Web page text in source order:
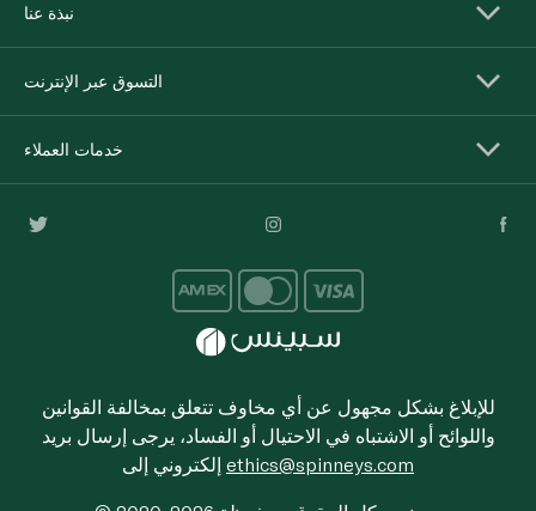
نبذة عنا
التسوق عبر الإنترنت
خدمات العملاء
للإبلاغ بشكل مجهول عن أي مخاوف تتعلق بمخالفة القوانين
واللوائح أو الاشتباه في الاحتيال أو الفساد، يرجى إرسال بريد
ethics@spinneys.com